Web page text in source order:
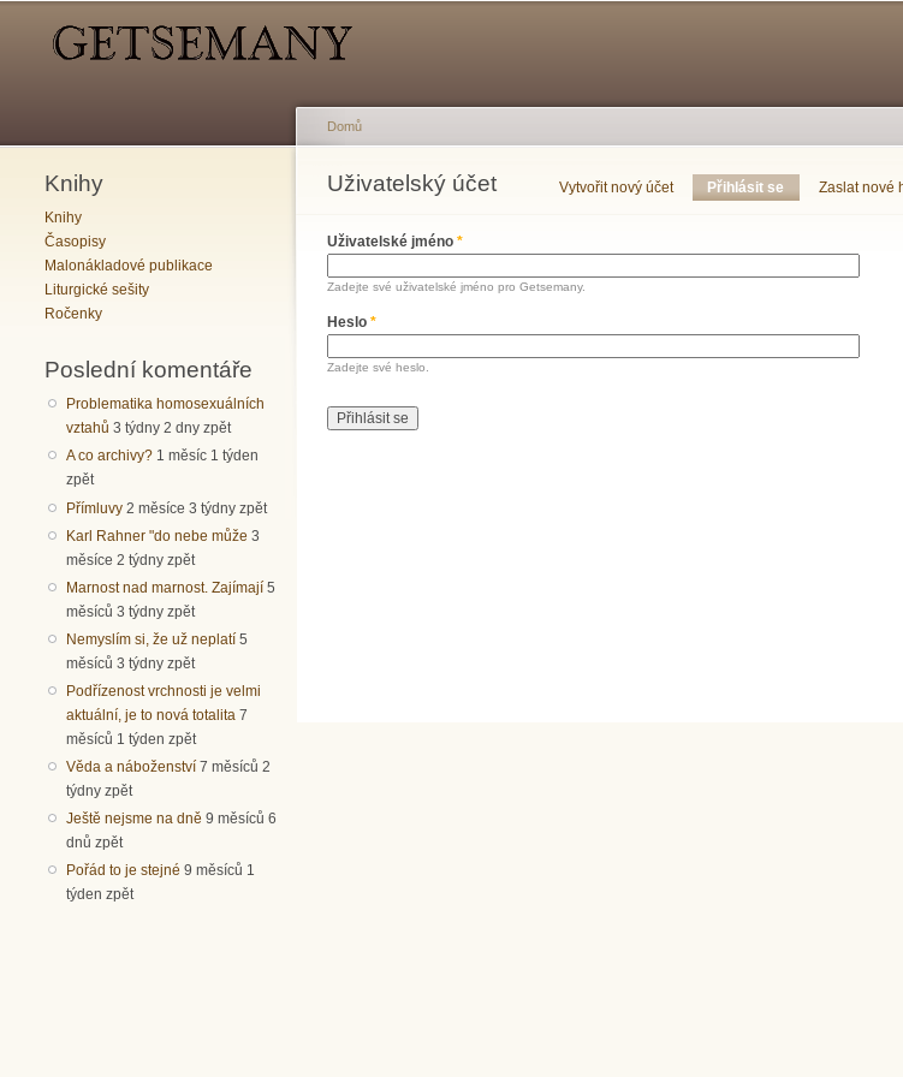
Knihy
Knihy
Časopisy
Malonákladové publikace
Liturgické sešity
Ročenky
Poslední komentáře
Problematika homosexuálních
vztahů 3 týdny 2 dny zpět
A co archivy? 1 měsíc 1 týden
zpět
Přímluvy 2 měsíce 3 týdny zpět
Karl Rahner "do nebe může 3
měsíce 2 týdny zpět
Marnost nad marnost. Zajímají 5
měsíců 3 týdny zpět
Nemyslím si, že už neplatí 5
měsíců 3 týdny zpět
Podřízenost vrchnosti je velmi
aktuální, je to nová totalita 7
měsíců 1 týden zpět
Věda a náboženství 7 měsíců 2
týdny zpět
Ještě nejsme na dně 9 měsíců 6
dnů zpět
Pořád to je stejné 9 měsíců 1
týden zpět
Jste zde
Domů
Uživatelský účet
Hlavní záložky Vytvořit nový účet Přihlásit se (aktivní záložka)
Zaslat nové
Uživatelské jméno *
Zadejte své uživatelské jméno pro Getsemany.
Heslo *
Zadejte své heslo.